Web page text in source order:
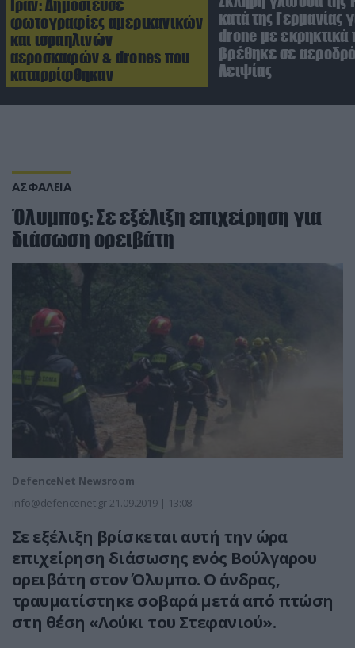
Ιράν: Δημοσίευσε
φωτογραφίες αμερικανικών
και ισραηλινών
αεροσκαφών & drones που
καταρρίφθηκαν
κατά της Γερμανίας
drone με εκρηκτικά
βρέθηκε σε
Λειψίας
ΑΣΦΑΛΕΙΑ
Όλυμπος: Σε εξέλιξη επιχείρηση για
διάσωση ορειβάτη
DefenceNet Newsroom
info@defencenet.gr 21.09.2019 | 13:08
Σε εξέλιξη βρίσκεται αυτή την ώρα
επιχείρηση διάσωσης ενός Βούλγαρου
ορειβάτη στον Όλυμπο. Ο άνδρας,
τραυματίστηκε σοβαρά μετά από πτώση
στη θέση «Λούκι του Στεφανιού».